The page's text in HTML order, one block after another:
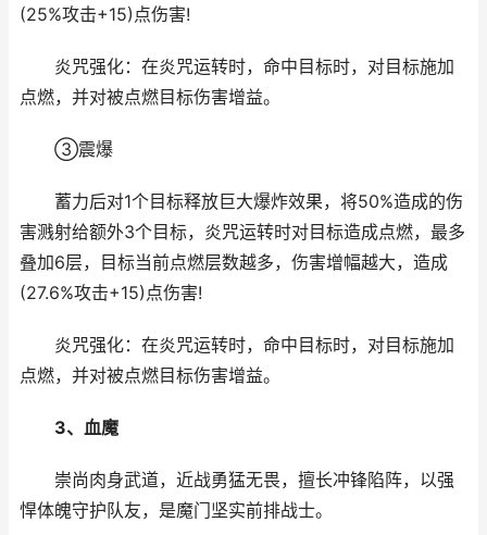
(25%攻击+15)点伤害!
炎咒强化：在炎咒运转时，命中目标时，对目标施加
点燃，并对被点燃目标伤害增益。
③震爆
蓄力后对1个目标释放巨大爆炸效果，将50%造成的伤
害溅射给额外3个目标，炎咒运转时对目标造成点燃，最多
叠加6层，目标当前点燃层数越多，伤害增幅越大，造成
(27.6%攻击+15)点伤害!
炎咒强化：在炎咒运转时，命中目标时，对目标施加
点燃，并对被点燃目标伤害增益。
3、血魔
崇尚肉身武道，近战勇猛无畏，擅长冲锋陷阵，以强
悍体魄守护队友，是魔门坚实前排战士。